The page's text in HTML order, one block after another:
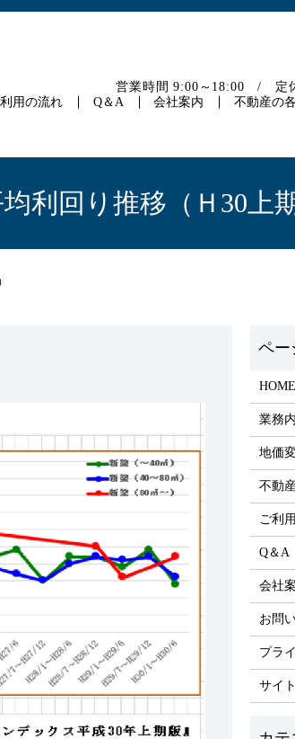
用の流れ Q＆A 会社案内 不動産の
営業時間 9:00～18:00 / 定
利回り推移（Ｈ30上期
HOME
業務
地価
不動
ご利
Q＆A
会社
お問
プラ
サイ